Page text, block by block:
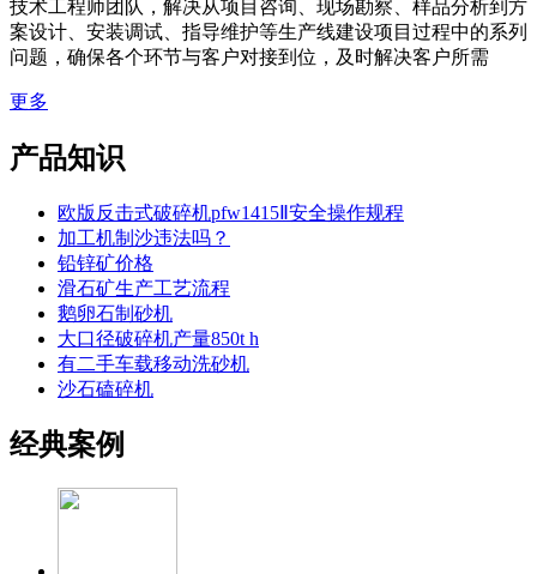
技术工程师团队，解决从项目咨询、现场勘察、样品分析到方
案设计、安装调试、指导维护等生产线建设项目过程中的系列
问题，确保各个环节与客户对接到位，及时解决客户所需
更多
产品知识
欧版反击式破碎机pfw1415Ⅱ安全操作规程
加工机制沙违法吗？
铅锌矿价格
滑石矿生产工艺流程
鹅卵石制砂机
大口径破碎机产量850t h
有二手车载移动洗砂机
沙石磕碎机
经典案例